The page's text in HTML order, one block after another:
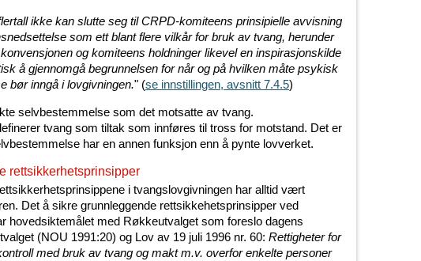
ikke kan slutte seg til CRPD-komiteens prinsipielle avvisning
som ett blant flere vilkår for bruk av tvang, herunder
og komiteens holdninger likevel en inspirasjonskilde
å gjennomgå begrunnelsen for når og på hvilken måte psykisk
bør inngå i lovgivningen." (se innstillingen, avsnitt 7.4.5)
selvbestemmelse som det motsatte av tvang.
tvang som tiltak som innføres til tross for motstand. Det er
har en annen funksjon enn å pynte lovverket.
rettsikkerhetsprinsipper
i tvangslovgivningen har alltid vært
Det å sikre grunnleggende rettsikkehetsprinsipper ved
hovedsiktemålet med Røkkeutvalget som foreslo dagens
(NOU 1991:20) og Lov av 19 juli 1996 nr. 60: Rettigheter for
med bruk av tvang og makt m.v. overfor enkelte personer